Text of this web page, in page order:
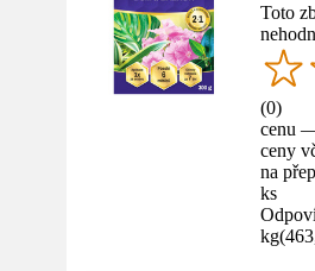
Toto
(0)
cenu
ceny
na
ks
kg(